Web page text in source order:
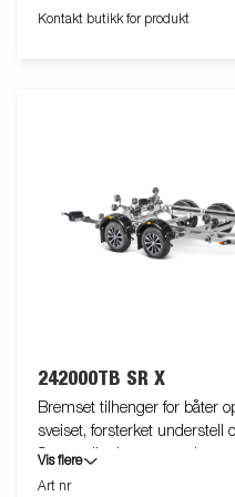
sikkerhetswire til bruk når
Kontakt butikk for produkt
242000TB SR X
Bremset tilhenger for båter
sveiset, forsterket understell
Superruller har en
Tippbare Superrullsvugger
Vis flere
Art nr